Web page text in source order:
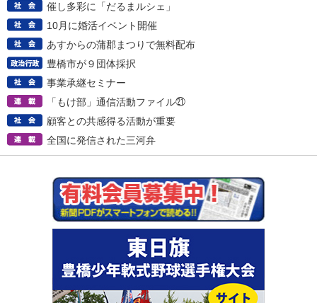
催し多彩に「だるまルシェ」
10月に婚活イベント開催
あすからの蒲郡まつりで無料配布
豊橋市が９団体採択
事業承継セミナー
「もけ部」通信活動ファイル㉑
顧客との共感得る活動が重要
全国に発信された三河弁